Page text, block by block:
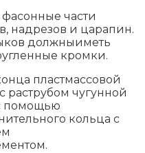
части
надрезов и царапин.
должныиметь
кромки.
пластмассовой
раструбом чугунной
помощью
кольца с